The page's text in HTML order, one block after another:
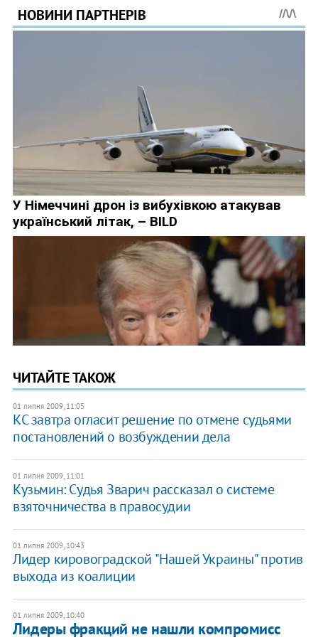
ЧИТАЙТЕ ТАКОЖ
01 липня 2009, 11:05
КС завтра огласит решение по отмене судьями
постановлений о возбуждении дела
01 липня 2009, 11:01
Кузьмин: Судья Зварич рассказал о системе
взяточничества в правосудии
01 липня 2009, 10:43
Лидер кировоградской "Нашей Украины" против
выхода из коалиции
01 липня 2009, 10:40
Лидеры фракций не нашли компромисс